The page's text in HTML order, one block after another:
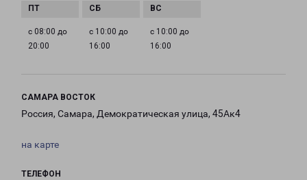
с 08:00 до
20:00
с 10:00 до
16:00
с 10:00 до
16:00
САМАРА ВОСТОК
Россия, Самара, Демократическая улица, 45Ак4
на карте
ТЕЛЕФОН